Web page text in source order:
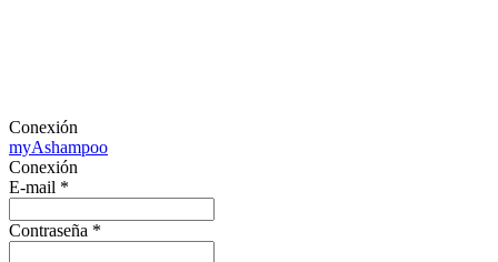
Conexión
myAshampoo
Conexión
E-mail *
Contraseña *